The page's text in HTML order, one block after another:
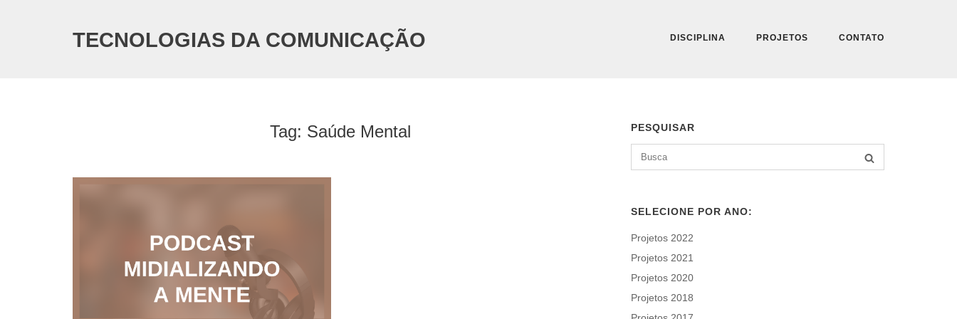
TECNOLOGIAS DA COMUNICAÇÃO DISCIPLINA PROJETOS CONTATO
Tag: Saúde Mental PESQUISAR
for:
BUSCA
SELECIONE POR ANO:
Projetos 2022
Projetos 2021
Projetos 2020
Projetos 2018